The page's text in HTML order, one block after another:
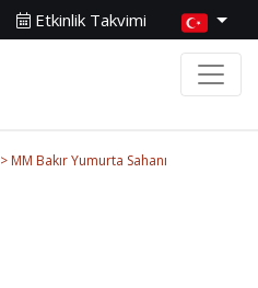
Etkinlik Takvimi
> MM Bakır Yumurta Sahanı